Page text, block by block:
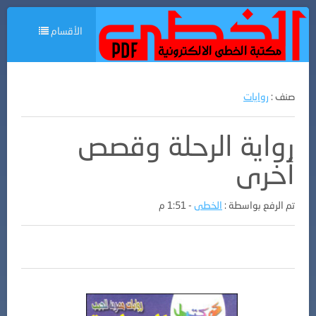
الأقسام
صنف : روايات
رواية الرحلة وقصص
أخرى
تم الرفع بواسطة : الخطى - 1:51 م